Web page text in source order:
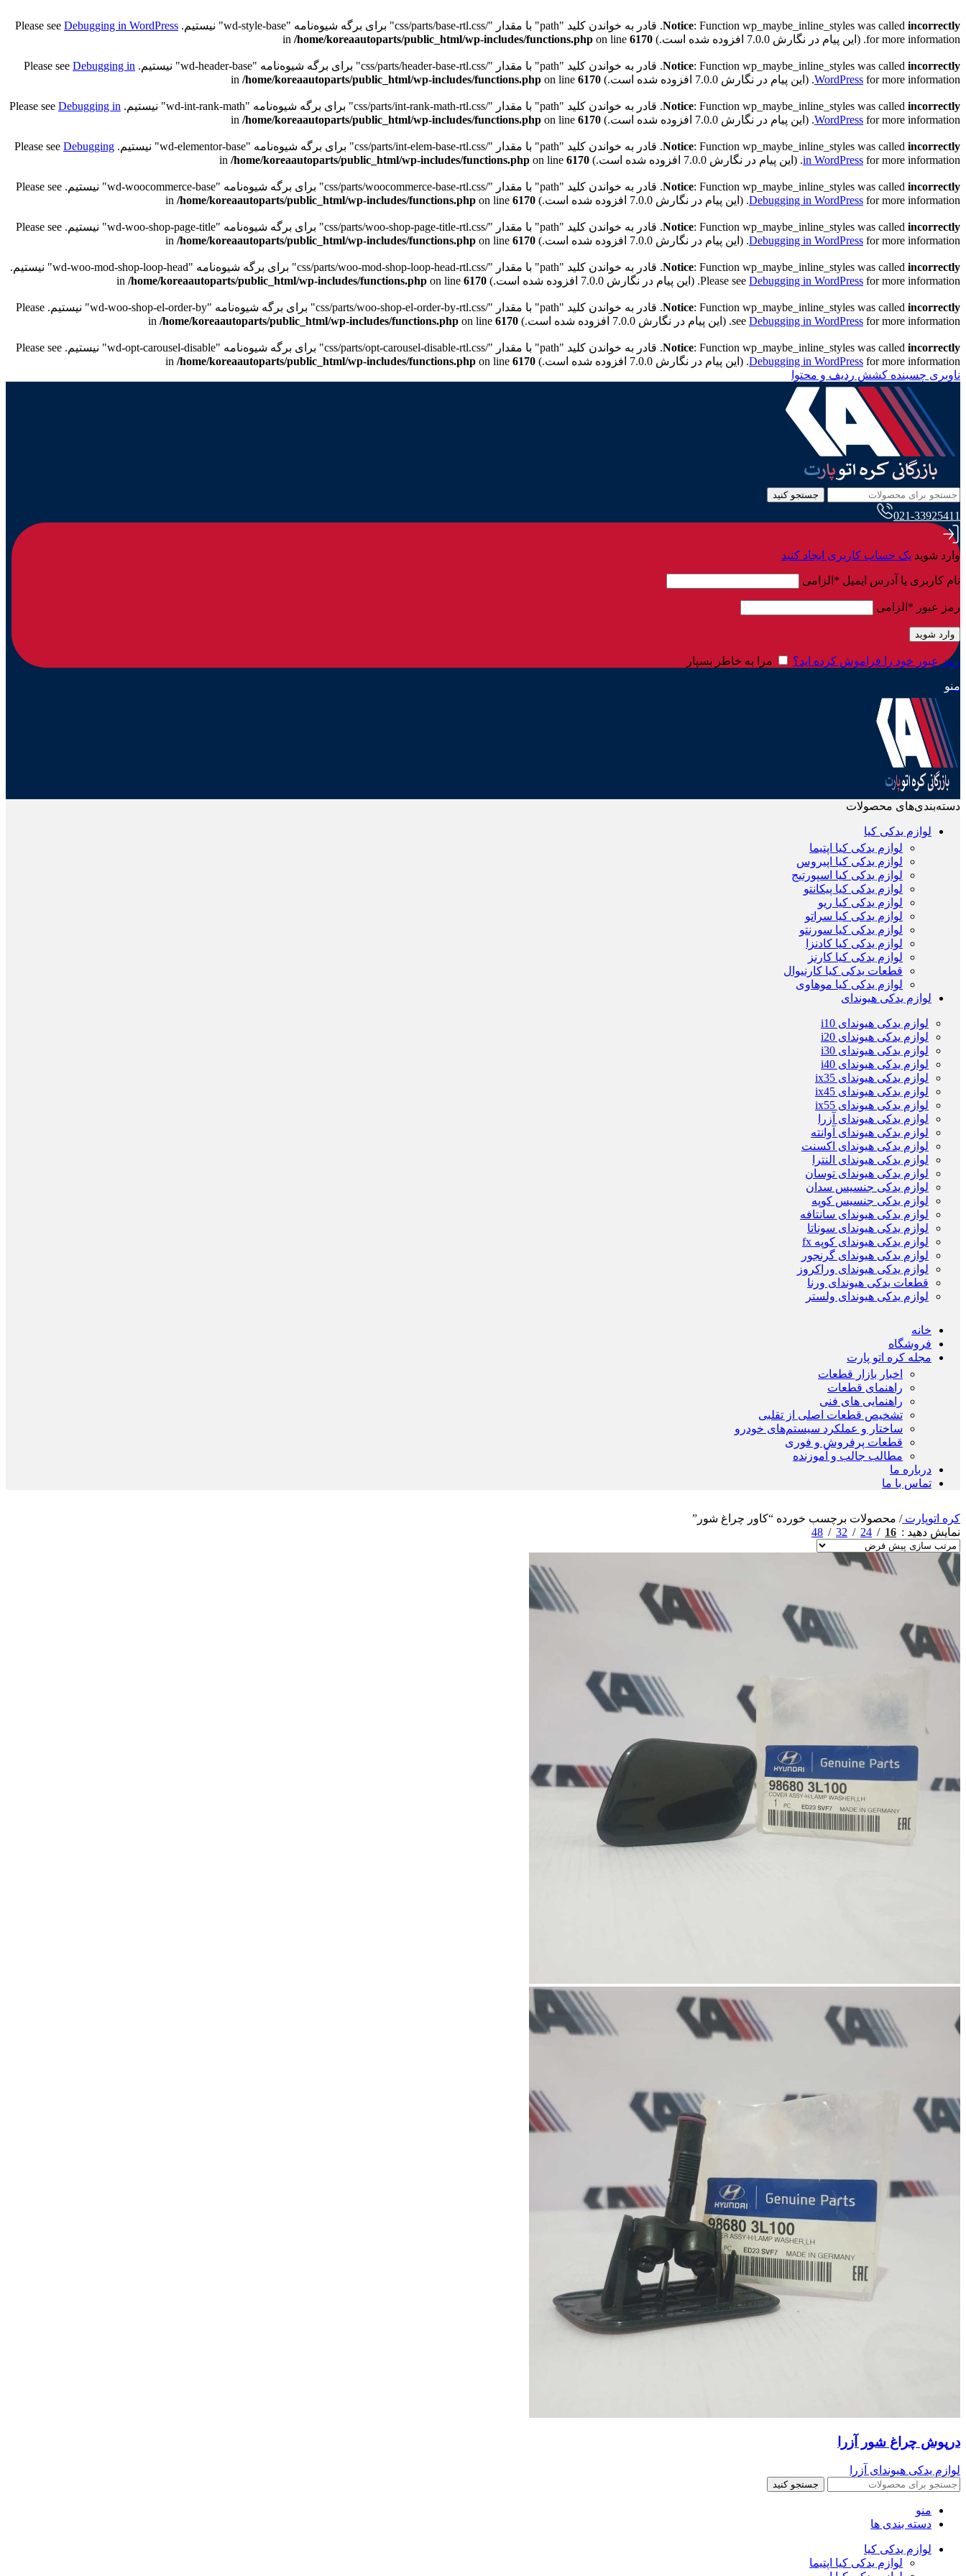
Notice: Function wp_maybe_inline_styles was called incorrectly . قادر به خواندن کلید "path" با مقدار "/css/parts/base-rtl.css" برای برگه شیوه‌نامه "wd-style-base" نیستیم. Please see
Debugging in WordPress
for more information. (این پیام در نگارش 7.0.0 افزوده شده است.) in
/home/koreaautoparts/public_html/wp-includes/functions.php on line 6170
Notice: Function wp_maybe_inline_styles was called incorrectly . قادر به خواندن کلید "path" با مقدار "/css/parts/header-base-rtl.css" برای برگه شیوه‌نامه "wd-header-base" نیستیم. Please see
Debugging in
WordPress for more information. (این پیام در نگارش 7.0.0 افزوده شده است.) in /home/koreaautoparts/public_html/wp-includes/functions.php on line 6170
Notice: Function wp_maybe_inline_styles was called incorrectly . قادر به خواندن کلید "path" با مقدار "/css/parts/int-rank-math-rtl.css" برای برگه شیوه‌نامه "wd-int-rank-math" نیستیم. Please see
Debugging in
WordPress for more information. (این پیام در نگارش 7.0.0 افزوده شده است.) in /home/koreaautoparts/public_html/wp-includes/functions.php on line 6170
Notice: Function wp_maybe_inline_styles was called incorrectly . قادر به خواندن کلید "path" با مقدار "/css/parts/int-elem-base-rtl.css" برای برگه شیوه‌نامه "wd-elementor-base" نیستیم. Please see
Debugging
in WordPress for more information. (این پیام در نگارش 7.0.0 افزوده شده است.) in /home/koreaautoparts/public_html/wp-includes/functions.php on line 6170
Notice: Function wp_maybe_inline_styles was called incorrectly
. قادر به خواندن کلید "path" با مقدار "/css/parts/woocommerce-base-rtl.css" برای برگه شیوه‌نامه "wd-woocommerce-base" نیستیم. Please see
Debugging in WordPress for more information. (این پیام در نگارش 7.0.0 افزوده شده است.) in /home/koreaautoparts/public_html/wp-includes/functions.php on line 6170
Notice: Function wp_maybe_inline_styles was called incorrectly
. قادر به خواندن کلید "path" با مقدار "/css/parts/woo-shop-page-title-rtl.css" برای برگه شیوه‌نامه "wd-woo-shop-page-title" نیستیم. Please see
Debugging in WordPress for more information. (این پیام در نگارش 7.0.0 افزوده شده است.) in /home/koreaautoparts/public_html/wp-includes/functions.php on line 6170
Notice: Function wp_maybe_inline_styles was called incorrectly
. قادر به خواندن کلید "path" با مقدار "/css/parts/woo-mod-shop-loop-head-rtl.css" برای برگه شیوه‌نامه "wd-woo-mod-shop-loop-head" نیستیم.
Please see Debugging in WordPress for more information. (این پیام در نگارش 7.0.0 افزوده شده است.) in /home/koreaautoparts/public_html/wp-includes/functions.php on line 6170
Notice: Function wp_maybe_inline_styles was called incorrectly
. قادر به خواندن کلید "path" با مقدار "/css/parts/woo-shop-el-order-by-rtl.css" برای برگه شیوه‌نامه "wd-woo-shop-el-order-by" نیستیم. Please
see Debugging in WordPress for more information. (این پیام در نگارش 7.0.0 افزوده شده است.) in /home/koreaautoparts/public_html/wp-includes/functions.php on line 6170
Notice: Function wp_maybe_inline_styles was called incorrectly
. قادر به خواندن کلید "path" با مقدار "/css/parts/opt-carousel-disable-rtl.css" برای برگه شیوه‌نامه "wd-opt-carousel-disable" نیستیم. Please see
Debugging in WordPress for more information. (این پیام در نگارش 7.0.0 افزوده شده است.) in /home/koreaautoparts/public_html/wp-includes/functions.php on line 6170
ناوبری چسبنده کشش ردیف و محتوا
جستجو کنید
021-33925411
وارد شوید یک حساب کاربری ایجاد کنید
نام کاربری یا آدرس ایمیل * الزامی
رمز عبور * الزامی
وارد شوید
رمز عبور خود را فراموش کرده اید؟ مرا به خاطر بسپار
منو
دسته‌بندی‌های محصولات
لوازم یدکی کیا
لوازم یدکی کیا اپتیما
لوازم یدکی کیا اپیروس
لوازم یدکی کیا اسپورتیج
لوازم یدکی کیا پیکانتو
لوازم یدکی کیا ریو
لوازم یدکی کیا سراتو
لوازم یدکی کیا سورنتو
لوازم یدکی کیا کادنزا
لوازم یدکی کیا کارنز
قطعات یدکی کیا کارنیوال
لوازم یدکی کیا موهاوی
لوازم یدکی هیوندای
لوازم یدکی هیوندای i10
لوازم یدکی هیوندای i20
لوازم یدکی هیوندای i30
لوازم یدکی هیوندای i40
لوازم یدکی هیوندای ix35
لوازم یدکی هیوندای ix45
لوازم یدکی هیوندای ix55
لوازم یدکی هیوندای آزرا
لوازم یدکی هیوندای آوانته
لوازم یدکی هیوندای اکسنت
لوازم یدکی هیوندای النترا
لوازم یدکی هیوندای توسان
لوازم یدکی جنسیس سدان
لوازم یدکی جنسیس کوپه
لوازم یدکی هیوندای سانتافه
لوازم یدکی هیوندای سوناتا
لوازم یدکی هیوندای کوپه fx
لوازم یدکی هیوندای گرنجور
لوازم یدکی هیوندای وراکروز
قطعات یدکی هیوندای ورنا
لوازم یدکی هیوندای ولستر
خانه
فروشگاه
مجله کره اتو پارت
اخبار بازار قطعات
راهنمای قطعات
راهنمایی های فنی
تشخیص قطعات اصلی از تقلبی
ساختار و عملکرد سیستم‌های خودرو
قطعات پرفروش و فوری
مطالب جالب و آموزنده
درباره ما
تماس با ما
کره اتوپارت/ محصولات برچسب خورده “کاور چراغ شور”
نمایش دهید
16
24
32
48
درپوش چراغ شور آزرا
لوازم یدکی هیوندای آزرا
جستجو کنید
منو
دسته بندی ها
لوازم یدکی کیا
لوازم یدکی کیا اپتیما